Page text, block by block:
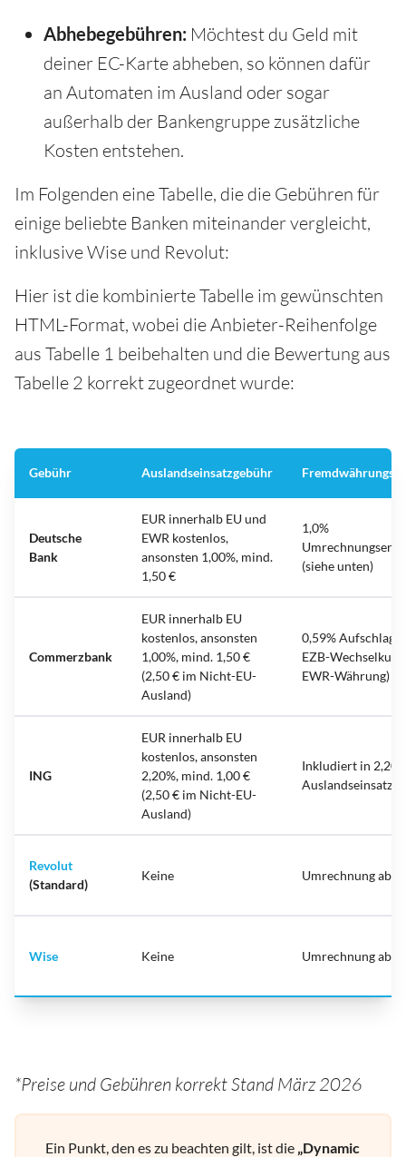
Abhebegebühren: Möchtest du Geld mit
deiner EC-Karte abheben, so können dafür
an Automaten im Ausland oder sogar
außerhalb der Bankengruppe zusätzliche
Kosten entstehen.
Im Folgenden eine Tabelle, die die Gebühren für
einige beliebte Banken miteinander vergleicht,
inklusive Wise und Revolut:
Hier ist die kombinierte Tabelle im gewünschten
HTML-Format, wobei die Anbieter-Reihenfolge
aus Tabelle 1 beibehalten und die Bewertung aus
Tabelle 2 korrekt zugeordnet wurde:
Gebühr Auslandseinsatzgebühr
Deutsche
Bank
EUR innerhalb EU und
EWR kostenlos,
ansonsten 1,00%, mind.
1,50 €
1,0%
(siehe unten)
Commerzbank
EUR innerhalb EU
kostenlos, ansonsten
1,00%, mind. 1,50 €
(2,50 € im Nicht-EU-
Ausland)
0,59% Aufschlag
EZB-Wechselkurs
EWR-Währung)
ING
EUR innerhalb EU
kostenlos, ansonsten
2,20%, mind. 1,00 €
(2,50 € im Nicht-EU-
Ausland)
Inkludiert in
Revolut
(Standard)
Keine Umrechnung ab
Wise Keine Umrechnung ab
*Preise und Gebühren korrekt Stand März 2026
Ein Punkt, den es zu beachten gilt, ist die „Dynamic